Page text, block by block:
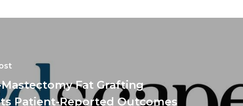
Fat Grafting
Patient-Reported Outcomes